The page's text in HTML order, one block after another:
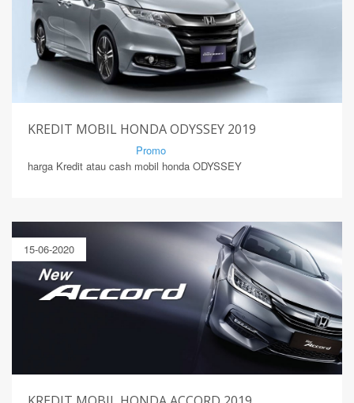
KREDIT MOBIL HONDA ODYSSEY 2019
Promo
harga Kredit atau cash mobil honda ODYSSEY
15-06-2020